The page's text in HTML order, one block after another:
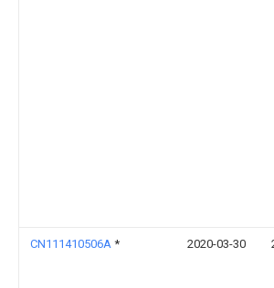
CN111410506A * 2020-03-30